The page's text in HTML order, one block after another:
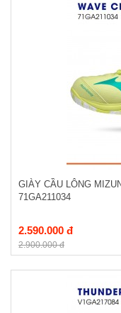
GIÀY CẦU LÔNG
71GA211034
2.590.000 đ
2.900.000 đ